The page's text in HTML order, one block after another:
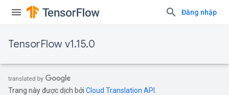
Đăng nhập
TensorFlow v1.15.0
Trang này được dịch bởi Cloud Translation API